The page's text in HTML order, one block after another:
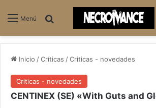
Menú
Inicio /Críticas /Criticas - novedades
Criticas - novedades
CENTINEX (SE) «With Guts and